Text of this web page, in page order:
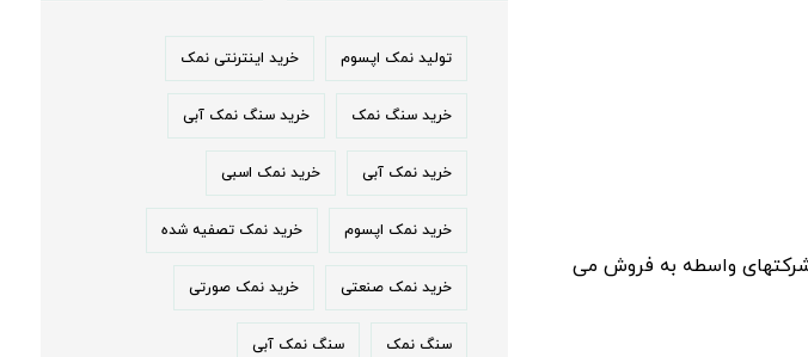
واسطه به فروش می
تولید نمک اپسوم خرید اینترنتی نمک
خرید سنگ نمک خرید سنگ نمک آبی
خرید نمک آبی خرید نمک اسبی
خرید نمک اپسوم خرید نمک تصفیه شده
خرید نمک صنعتی خرید نمک صورتی
سنگ نمک سنگ نمک آبی